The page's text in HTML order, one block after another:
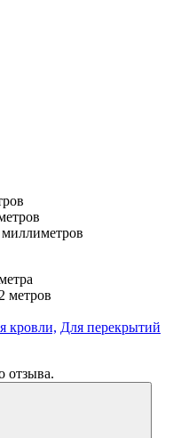
миллиметров
метров
кровли, Для перекрытий
отзыва.